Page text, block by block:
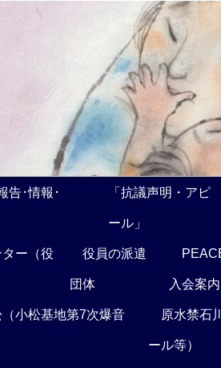
告･情報･ 「抗議声明・アピ
ール」
ー（役 役員の派遣
団体 入会案内
小松基地第7次爆音 原水禁石
ール等）